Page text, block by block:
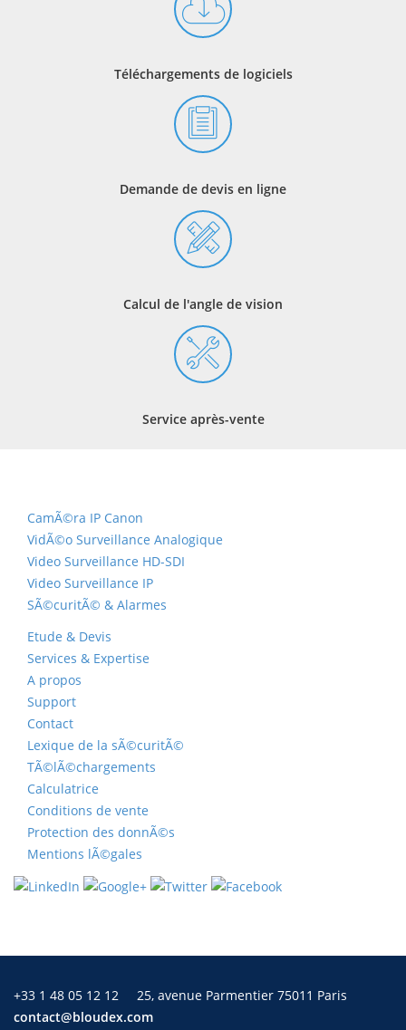
Téléchargements de logiciels
Demande de devis en ligne
Calcul de l'angle de vision
Service après-vente
CamÃ©ra IP Canon
VidÃ©o Surveillance Analogique
Video Surveillance HD-SDI
Video Surveillance IP
SÃ©curitÃ© & Alarmes
Etude & Devis
Services & Expertise
A propos
Support
Contact
Lexique de la sÃ©curitÃ©
TÃ©lÃ©chargements
Calculatrice
Conditions de vente
Protection des donnÃ©s
Mentions lÃ©gales
+33 1 48 05 12 12
25, avenue Parmentier 75011 Paris
contact@bloudex.com